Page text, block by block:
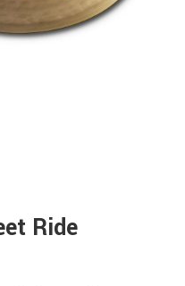
Ride